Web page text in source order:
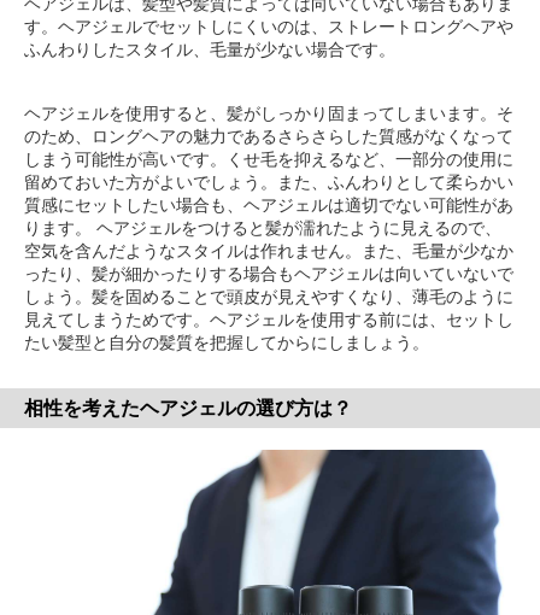
す。ヘアジェルでセットしにくいのは、ストレートロングヘアや
ふんわりしたスタイル、毛量が少ない場合です。
ヘアジェルを使用すると、髪がしっかり固まってしまいます。そ
のため、ロングヘアの魅力であるさらさらした質感がなくなって
しまう可能性が高いです。くせ毛を抑えるなど、一部分の使用に
留めておいた方がよいでしょう。また、ふんわりとして柔らかい
質感にセットしたい場合も、ヘアジェルは適切でない可能性があ
ります。 ヘアジェルをつけると髪が濡れたように見えるので、
空気を含んだようなスタイルは作れません。また、毛量が少なか
ったり、髪が細かったりする場合もヘアジェルは向いていないで
しょう。髪を固めることで頭皮が見えやすくなり、薄毛のように
見えてしまうためです。ヘアジェルを使用する前には、セットし
たい髪型と自分の髪質を把握してからにしましょう。
相性を考えたヘアジェルの選び方は？